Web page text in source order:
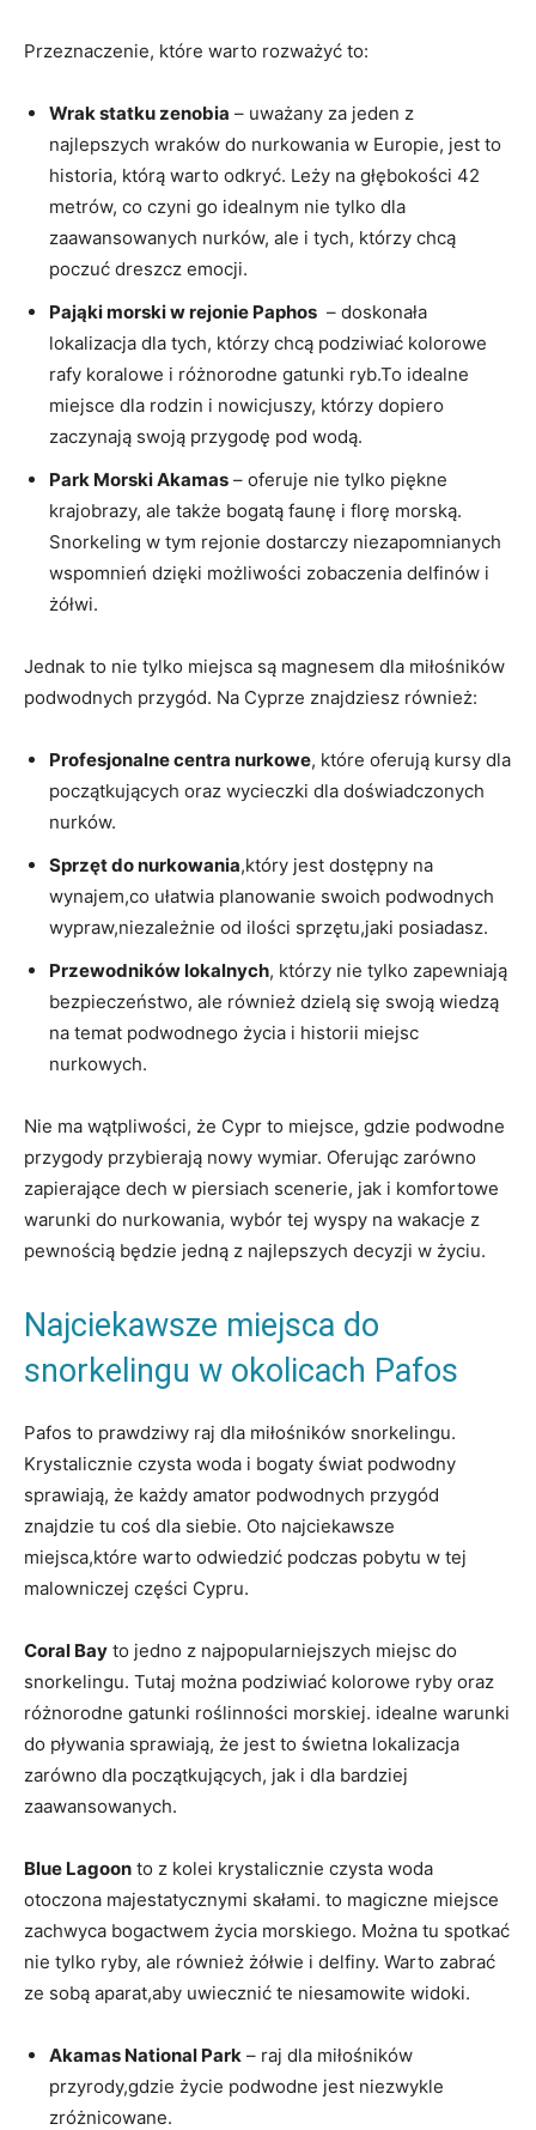
Przeznaczenie, ⁣które ⁢warto rozważyć to:
Wrak statku⁣ zenobia – uważany za jeden z
‌najlepszych wraków⁢ do nurkowania w Europie, jest to⁣
historia,⁤ którą warto odkryć. Leży na głębokości ‌42
metrów, ‌co czyni go idealnym nie tylko⁣ dla
zaawansowanych nurków, ale​ i tych, którzy chcą
poczuć dreszcz emocji.
Pająki morski w rejonie Paphos ‍ – doskonała
lokalizacja ⁤dla⁣ tych, którzy chcą​ podziwiać ⁣kolorowe
rafy​ koralowe i różnorodne gatunki ryb.To idealne
miejsce dla rodzin i nowicjuszy, którzy dopiero
zaczynają swoją przygodę pod wodą.
Park Morski Akamas – oferuje nie ‌tylko piękne
krajobrazy, ale także bogatą faunę i florę ‌morską.
Snorkeling w​ tym rejonie dostarczy niezapomnianych
wspomnień dzięki ‌możliwości zobaczenia delfinów i
żółwi.
Jednak to⁣ nie tylko miejsca są‌ magnesem ‌dla miłośników
podwodnych przygód. Na Cyprze⁣ znajdziesz również:
Profesjonalne centra ​nurkowe, które ⁤oferują kursy dla
początkujących oraz wycieczki dla doświadczonych
nurków.
Sprzęt do nurkowania,który jest dostępny na
wynajem,co ​ułatwia planowanie​ swoich podwodnych
wypraw,niezależnie od ilości sprzętu,jaki posiadasz.
Przewodników⁣ lokalnych,⁣ którzy nie tylko zapewniają
bezpieczeństwo, ale również dzielą się⁤ swoją wiedzą
na temat podwodnego życia i historii miejsc
nurkowych.
Nie ma wątpliwości, że Cypr to ‌miejsce, gdzie podwodne
przygody‍ przybierają nowy‌ wymiar. Oferując ⁢zarówno
zapierające ‌dech w piersiach scenerie,⁣ jak⁢ i⁤ komfortowe
warunki ⁤do nurkowania, wybór tej wyspy na ​wakacje z
pewnością będzie jedną z⁣ najlepszych⁣ decyzji⁢ w życiu.
Najciekawsze miejsca do
snorkelingu w okolicach Pafos
Pafos to prawdziwy raj dla miłośników snorkelingu.
Krystalicznie czysta woda i bogaty świat podwodny
sprawiają, że każdy ⁤amator podwodnych przygód‍
znajdzie tu‍ coś dla siebie. Oto najciekawsze
miejsca,które warto odwiedzić podczas pobytu ⁢w tej
malowniczej części Cypru.
Coral ‍Bay ⁢to jedno z najpopularniejszych miejsc do
snorkelingu. Tutaj można podziwiać kolorowe‍ ryby oraz
różnorodne gatunki roślinności morskiej. idealne warunki
do pływania sprawiają, że ‌jest​ to świetna⁤ lokalizacja‍
zarówno dla‌ początkujących, jak i dla bardziej
zaawansowanych.
Blue Lagoon to z kolei krystalicznie ‍czysta woda
otoczona majestatycznymi skałami. to ​magiczne⁢ miejsce
zachwyca ⁣bogactwem życia morskiego. Można ⁢tu spotkać
nie tylko ryby, ale również żółwie i ‍delfiny.‍ Warto zabrać
ze sobą aparat,aby uwiecznić te niesamowite widoki.
Akamas National Park – raj dla miłośników
przyrody,gdzie życie podwodne jest niezwykle
zróżnicowane.​